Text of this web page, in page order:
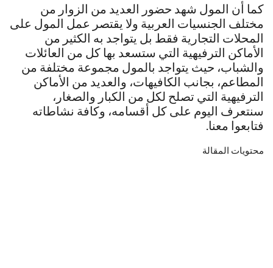
كما أن المول شهد حضور العديد من الزوار من
مختلف الجنسيات العربية ولا يقتصر عمل المول على
المحلات التجارية فقط بل يتواجد به الكثير من
الأماكن الترفيهية التي ستسعد بها كل من العائلات
والشباب، حيث يتواجد بالمول مجموعة مختلفة من
المطاعم، بجانب الكافيهات، والعديد من الأماكن
الترفيهية التي تصلح لكل من الكبار والصغار،
سنتعرف اليوم على كل أقسامه، وكافة نشاطاته
فتابعوا معنا.
محتويات المقالة